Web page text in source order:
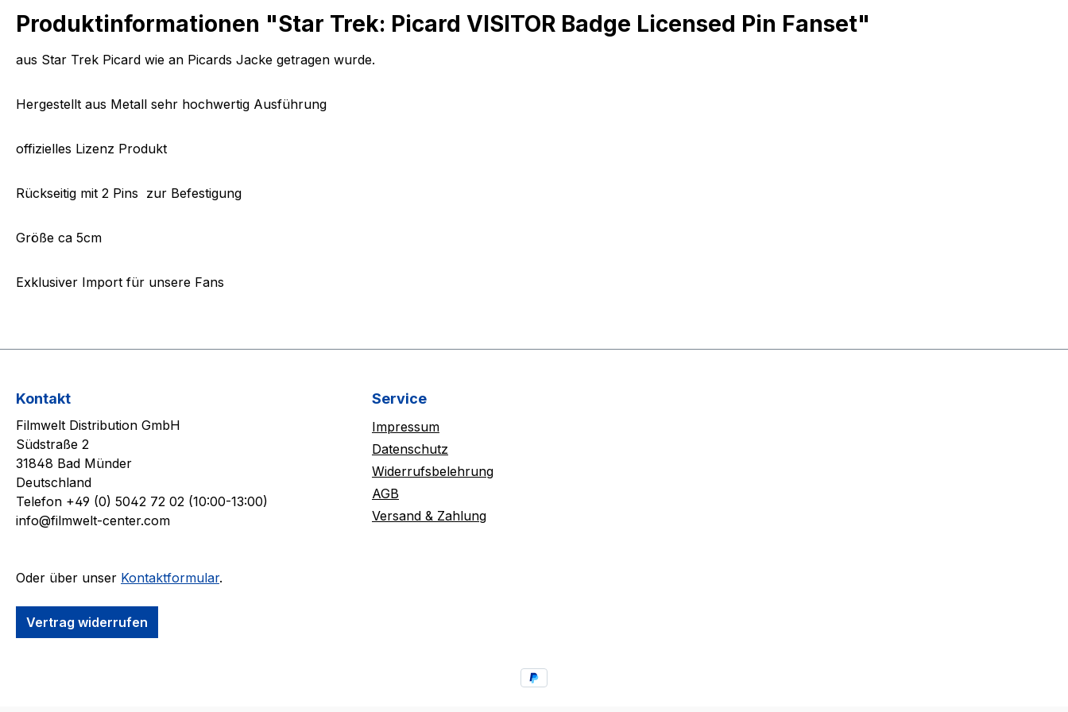
Produktinformationen "Star Trek: Picard VISITOR Badge Licensed Pin Fanset"
aus Star Trek Picard wie an Picards Jacke getragen wurde.
Hergestellt aus Metall sehr hochwertig Ausführung
offizielles Lizenz Produkt
Rückseitig mit 2 Pins zur Befestigung
Größe ca 5cm
Exklusiver Import für unsere Fans
Kontakt
Filmwelt Distribution GmbH
Südstraße 2
31848 Bad Münder
Deutschland
Telefon +49 (0) 5042 72 02 (10:00-13:00)
info@filmwelt-center.com
Oder über unser Kontaktformular.
Vertrag widerrufen
Service
Impressum
Datenschutz
Widerrufsbelehrung
AGB
Versand & Zahlung